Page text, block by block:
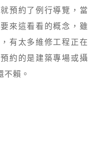
預約了例行導覽，當
來這看看的概念，雖
有太多維修工程正在
約的是建築專場或攝
不賴。